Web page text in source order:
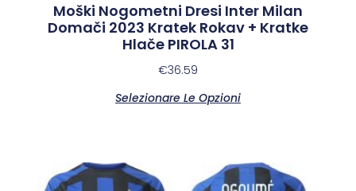
Moški Nogometni Dresi Inter Milan
Domači 2023 Kratek Rokav + Kratke
Hlače PIROLA 31
€36.59
Selezionare Le Opzioni